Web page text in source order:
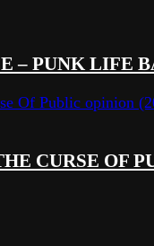
– PUNK LIFE
CURSE OF